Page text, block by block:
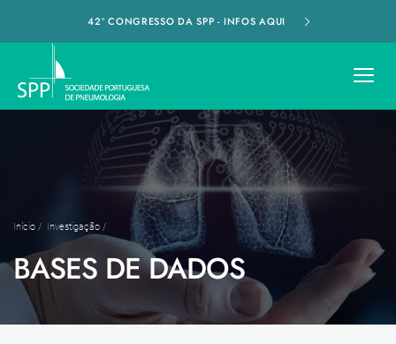
42º CONGRESSO DA SPP - INFOS AQUI
Início / Investigação /
BASES DE DADOS